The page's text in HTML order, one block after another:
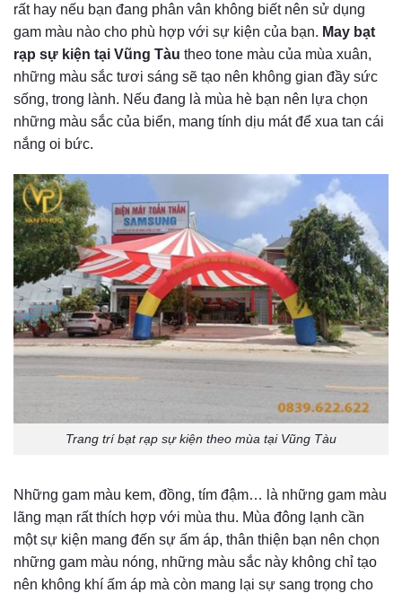
rất hay nếu bạn đang phân vân không biết nên sử dụng
gam màu nào cho phù hợp với sự kiện của bạn. May bạt
rạp sự kiện tại Vũng Tàu theo tone màu của mùa xuân,
những màu sắc tươi sáng sẽ tạo nên không gian đầy sức
sống, trong lành. Nếu đang là mùa hè bạn nên lựa chọn
những màu sắc của biển, mang tính dịu mát để xua tan cái
nắng oi bức.
Trang trí bạt rạp sự kiện theo mùa tại Vũng Tàu
Những gam màu kem, đồng, tím đậm… là những gam màu
lãng mạn rất thích hợp với mùa thu. Mùa đông lạnh cần
một sự kiện mang đến sự ấm áp, thân thiện bạn nên chọn
những gam màu nóng, những màu sắc này không chỉ tạo
nên không khí ấm áp mà còn mang lại sự sang trọng cho